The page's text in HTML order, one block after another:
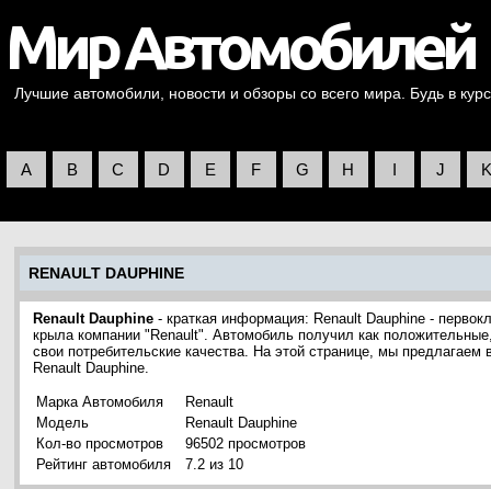
Лучшие автомобили, новости и обзоры со всего мира. Будь в
A B C D E F G H I J K
RENAULT DAUPHINE
Renault Dauphine - краткая информация: Renault Dauphine -
крыла компании "Renault". Автомобиль получил как
свои потребительские качества. На этой странице, мы
Renault Dauphine.
Марка Автомобиля
Renault
Модель
Renault Dauphine
Кол-во просмотров
96502 просмотров
Рейтинг автомобиля
7.2 из 10